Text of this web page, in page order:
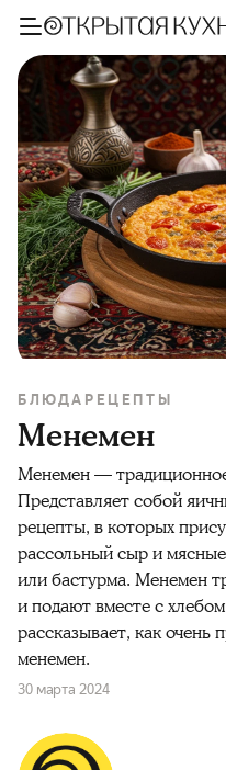
БЛЮДА РЕЦЕПТЫ
Менемен
Менемен —
Представляет собой
рецепты, в которых
рассольный сыр и
или бастурма. Менемен
и подают вместе с
рассказывает, как очень
менемен.
30 марта 2024